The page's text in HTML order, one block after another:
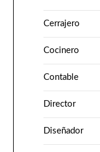
Cerrajero
Cocinero
Contable
Director
Diseñador